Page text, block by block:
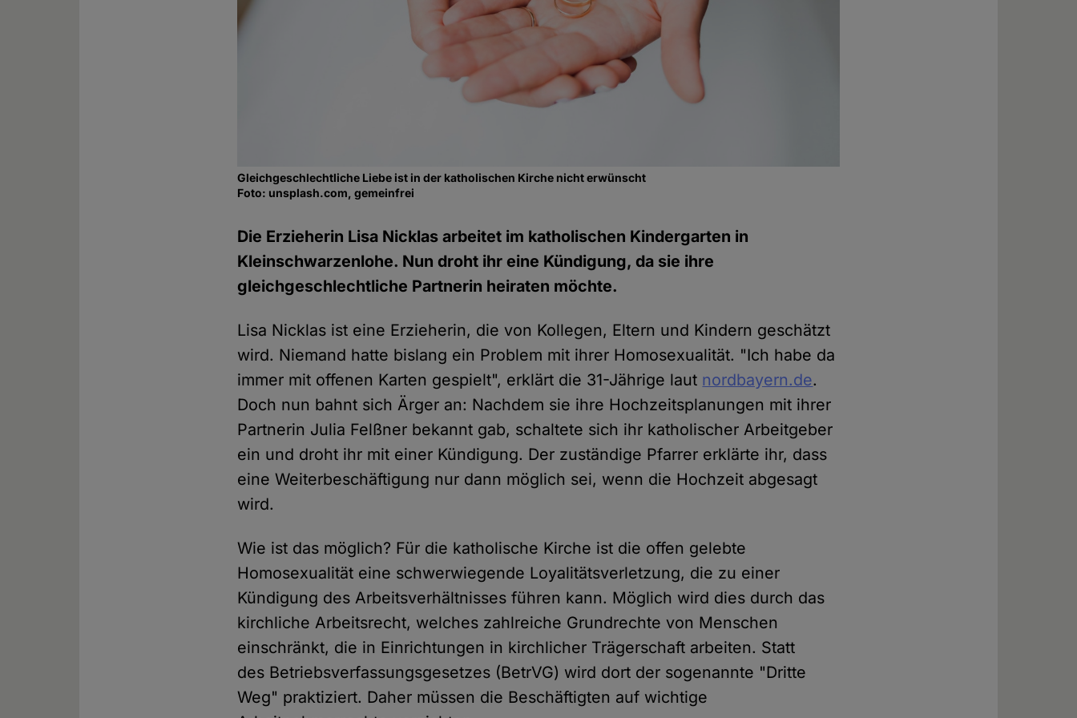
Gleichgeschlechtliche Liebe ist in der katholischen Kirche nicht erwünscht
Foto: unsplash.com, gemeinfrei
Die Erzieherin Lisa Nicklas arbeitet im katholischen Kindergarten in
Kleinschwarzenlohe. Nun droht ihr eine Kündigung, da sie ihre
gleichgeschlechtliche Partnerin heiraten möchte.
Lisa Nicklas ist eine Erzieherin, die von Kollegen, Eltern und Kindern geschätzt
wird. Niemand hatte bislang ein Problem mit ihrer Homosexualität. "Ich habe da
immer mit offenen Karten gespielt", erklärt die 31-Jährige laut nordbayern.de.
Doch nun bahnt sich Ärger an: Nachdem sie ihre Hochzeitsplanungen mit ihrer
Partnerin Julia Felßner bekannt gab, schaltete sich ihr katholischer Arbeitgeber
ein und droht ihr mit einer Kündigung. Der zuständige Pfarrer erklärte ihr, dass
eine Weiterbeschäftigung nur dann möglich sei, wenn die Hochzeit abgesagt
wird.
Wie ist das möglich? Für die katholische Kirche ist die offen gelebte
Homosexualität eine schwerwiegende Loyalitätsverletzung, die zu einer
Kündigung des Arbeitsverhältnisses führen kann. Möglich wird dies durch das
kirchliche Arbeitsrecht, welches zahlreiche Grundrechte von Menschen
einschränkt, die in Einrichtungen in kirchlicher Trägerschaft arbeiten. Statt
des Betriebsverfassungsgesetzes (BetrVG) wird dort der sogenannte "Dritte
Weg" praktiziert. Daher müssen die Beschäftigten auf wichtige